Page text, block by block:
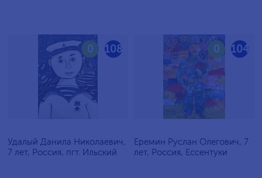
108
0
Удалый Данила Николаевич,
7 лет, Россия, пгт. Ильский
104
0
Еремин Руслан Олегович, 7
лет, Россия, Ессентуки